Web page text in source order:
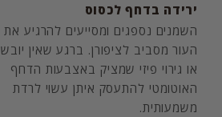
ירידה בדחף לכסוס
השמנים נספגים ומסייעים להרגיע את
העור מסביב לציפורן. ברגע שאין יובש
או גירוי פיזי שמציק באצבעות הדחף
האוטומטי להתעסק איתן עשוי לרדת
משמעותית.